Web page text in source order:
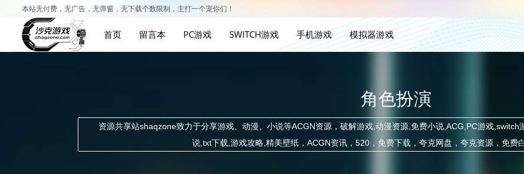
本站无付费，无广告，无弹窗，无下载个数限制，主打一个宠你们！
首页 留言本 PC游戏 SWITCH游戏 手机游戏 模拟器游戏
角色扮演
资源共享站shaqzone致力于分享游戏、动漫、小说等ACGN资源，破解游戏,动漫资源,免费小说,ACG,PC游戏
说,txt下载,游戏攻略,精美壁纸，ACGN资讯，520，免费下载，夸克网盘，夸克资源，免费